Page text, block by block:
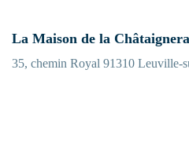
La Maison de la
35, chemin Royal 91310 Leuville-